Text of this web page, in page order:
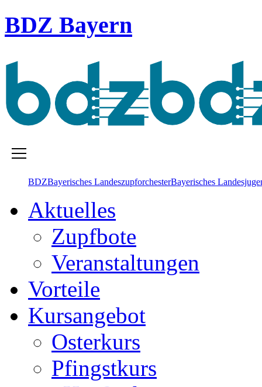
BDZ Bayern
BDZBayerisches Landes­zupforchesterBayerisches
Aktuelles
Zupfbote
Veranstaltungen
Vorteile
Kursangebot
Osterkurs
Pfingstkurs